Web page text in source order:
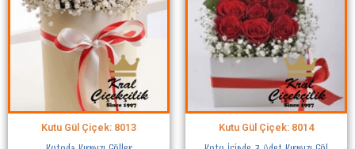
Kutu Gül Çiçek: 8013
Kutu Gül Çiçek: 8014